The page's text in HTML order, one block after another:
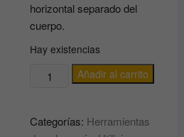
horizontal separado del
cuerpo.
Hay existencias
TIJERA
DE
Añadir al carrito
Categorías: Herramientas